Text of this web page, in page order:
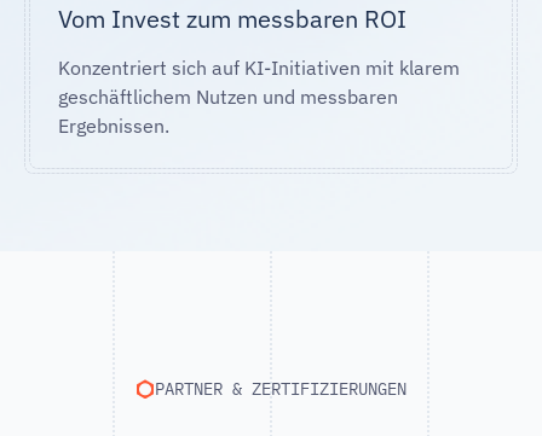
Vom Invest zum messbaren ROI
Konzentriert sich auf KI-Initiativen mit klarem
geschäftlichem Nutzen und messbaren
Ergebnissen.
PARTNER & ZERTIFIZIERUNGEN